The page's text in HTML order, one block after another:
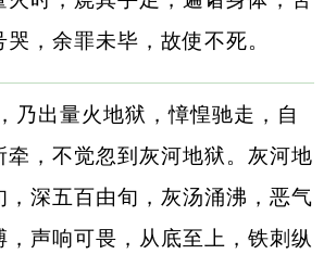
，余罪未毕，故使不死。
乃出量火地狱，慞惶驰走，自
牵，不觉忽到灰河地狱。灰河地
，深五百由旬，灰汤涌沸，恶气
，声响可畏，从底至上，铁刺纵